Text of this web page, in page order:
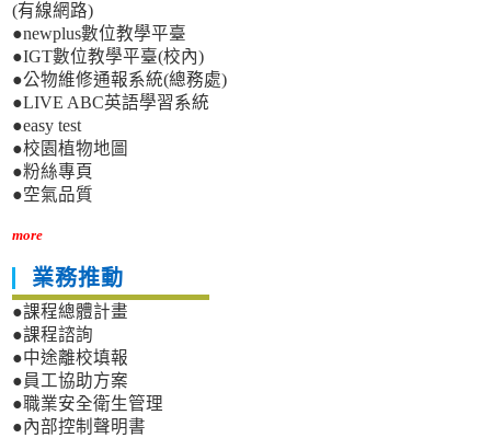
(有線網路)
●newplus數位教學平臺
●IGT數位教學平臺(校內)
●公物維修通報系統(總務處)
●LIVE ABC英語學習系統
●easy test
●校園植物地圖
●粉絲專頁
●空氣品質
more
業務推動
●課程總體計畫
●課程諮詢
●中途離校填報
●員工協助方案
●職業安全衛生管理
●內部控制聲明書